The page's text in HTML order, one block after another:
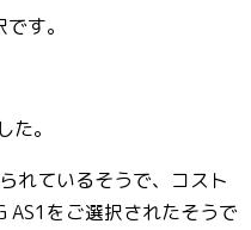
す。
。
れているそうで、コスト
AS1をご選択されたそうで